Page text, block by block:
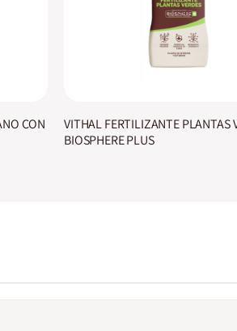
CON
VITHAL FERTILIZANTE PLANTAS
BIOSPHERE PLUS